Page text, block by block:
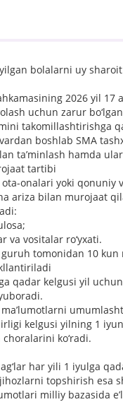
bolalarni uy
2026 yil
uchun zarur
takomillashtirishga
boshlab SMA
ta’minlash hamda
tartibi
onalari yoki
ariza bilan murojaat
vositalar ro‘yxati.
tomonidan 10 kun
qadar kelgusi yil
kelgusi yilning 1
ko‘radi.
har yili 1 iyulga
topshirish
milliy bazasida